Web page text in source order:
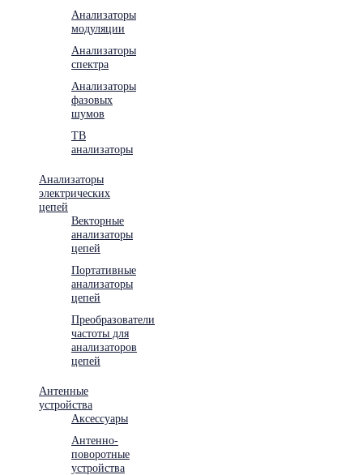
Анализаторы
модуляции
Анализаторы
спектра
Анализаторы
фазовых
шумов
ТВ
анализаторы
Анализаторы
электрических
цепей
Векторные
анализаторы
цепей
Портативные
анализаторы
цепей
Преобразователи
частоты для
анализаторов
цепей
Антенные
устройства
Аксессуары
Антенно-
поворотные
устройства